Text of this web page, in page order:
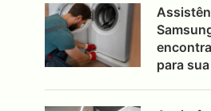
para